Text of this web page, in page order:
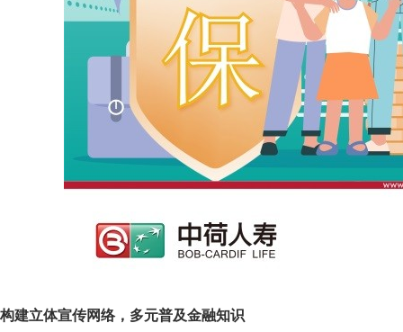
构建立体宣传网络，多元普及金融知识